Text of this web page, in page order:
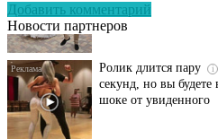
Добавить комментарий
Новости партнеров
секунд, но вы будете в
шоке от увиденного